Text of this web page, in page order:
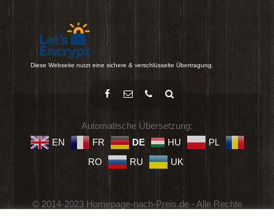
Diese Webseite nutzt eine sichere & verschlüsselte Übertragung.
Automatische Übersetzung:
EN
FR DE HU
PL
RO
RU UK
© 2014-2023 Homepage-nach-Preis.de - Alle Rechte